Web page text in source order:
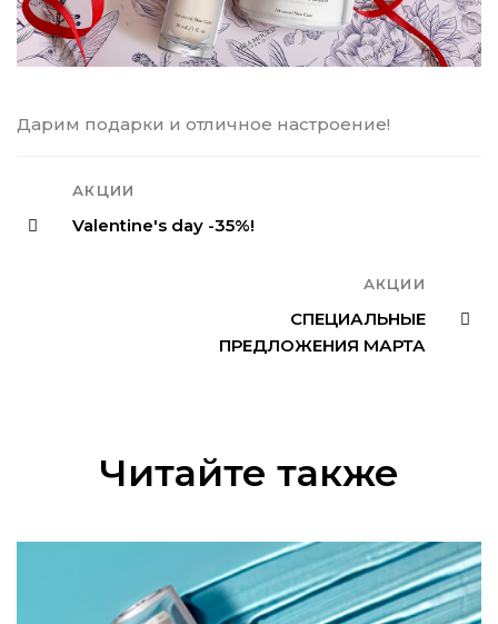
Дарим подарки и отличное настроение!
АКЦИИ
Valentine's day -35%!
АКЦИИ
СПЕЦИАЛЬНЫЕ
ПРЕДЛОЖЕНИЯ МАРТА
Читайте также